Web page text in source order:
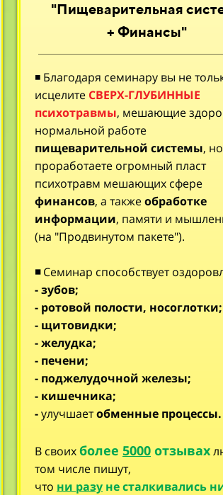
"Пищеварительная
+ Финансы"
◾ Благодаря семинару вы не
исцелите СВЕРХ-ГЛУБИННЫЕ
психотравмы, мешающие
нормальной работе
пищеварительной системы,
проработаете огромный пласт
психотравм мешающих сфере
финансов, а такжеобработке
информации, памяти и
(на "Продвинутом пакете").
◾Семинар способствует
- зубов;
- ротовой полости, носоглотки;
- щитовидки;
- желудка;
- печени;
- поджелудочной железы;
- кишечника;
-улучшаетобменные процессы.
В своихболее 5000 отзывах
том числе пишут,
что ни разу не сталкивались